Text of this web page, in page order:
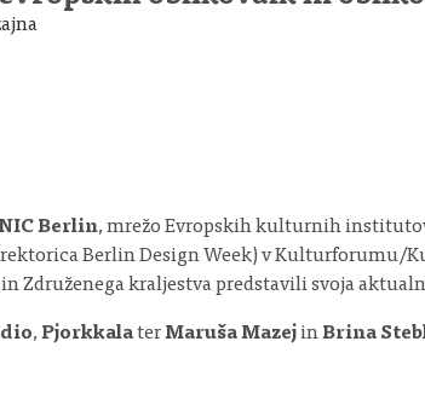
Berlin, mrežo Evropskih kulturnih
Berlin Design Week) v Kulturforumu/
Združenega kraljestva predstavili svoja
,PjorkkalaterMaruša MazejinBrina